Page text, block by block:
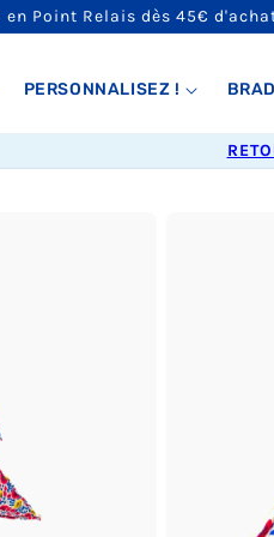
en Point Relais dès 45€
PERSONNALISEZ !